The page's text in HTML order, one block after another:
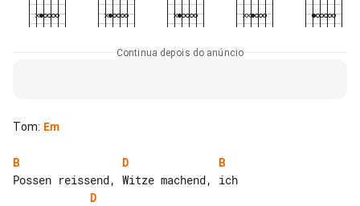
Continua depois do anúncio
Tom: Em
B D
B
D